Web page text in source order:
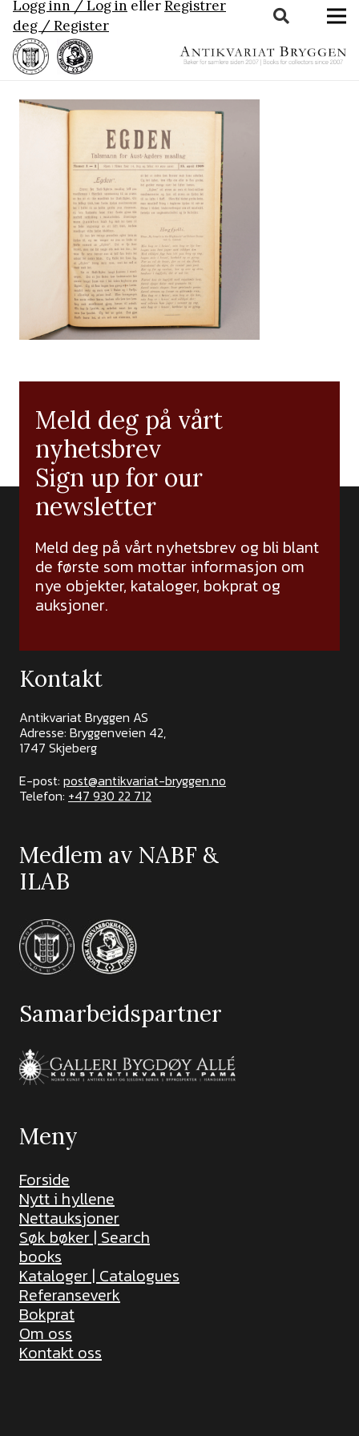
Logg inn / Log in ellerRegistrer
deg / Register
Meld deg på vårt
nyhetsbrev
Sign up for our
newsletter
Meld deg på vårt nyhetsbrev og bli blant
de første som mottar informasjon om
nye objekter, kataloger, bokprat og
auksjoner.
Kontakt
Antikvariat Bryggen AS
Adresse: Bryggenveien 42,
1747 Skjeberg
E-post: post@antikvariat-bryggen.no
Telefon: +47 930 22 712
Medlem av NABF &
ILAB
Samarbeidspartner
Meny
Forside
Nytt i hyllene
Nettauksjoner
Søk bøker | Search
books
Kataloger | Catalogues
Referanseverk
Bokprat
Om oss
Kontakt oss